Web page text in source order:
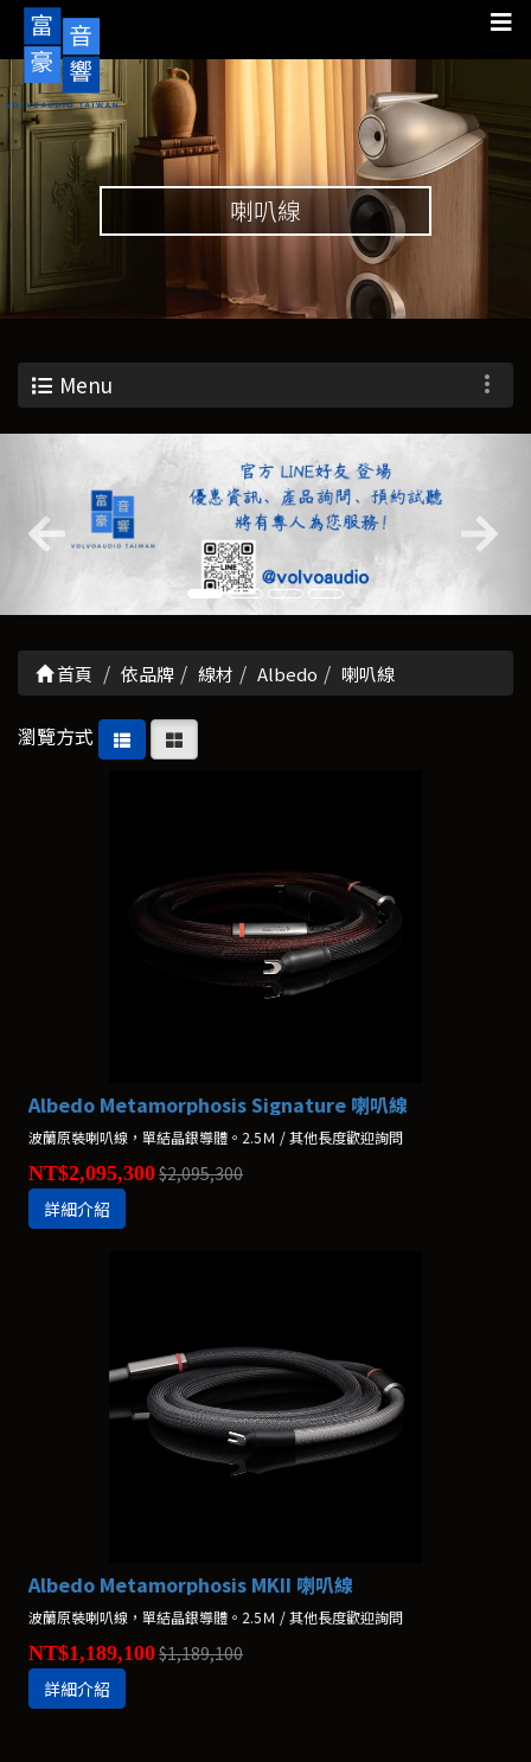
喇叭線
Menu
首頁 依品牌 線材 Albedo 喇叭線
瀏覽方式
Albedo Metamorphosis Signature 喇叭線
波蘭原裝喇叭線，單結晶銀導體。2.5Ｍ / 其他長度歡迎詢問
NT$2,095,300$2,095,300
詳細介紹
Albedo Metamorphosis MKII 喇叭線
波蘭原裝喇叭線，單結晶銀導體。2.5Ｍ / 其他長度歡迎詢問
NT$1,189,100$1,189,100
詳細介紹